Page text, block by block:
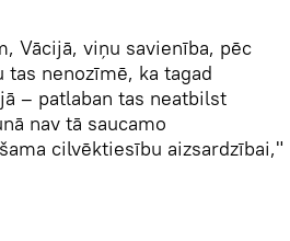
Vācijā, viņu savienība, pēc
nenozīmē, ka tagad
– patlaban tas neatbilst
nav tā saucamo
cilvēktiesību aizsardzībai,"